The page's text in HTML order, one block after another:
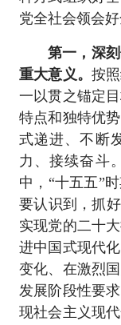
党全社会领会好
第一，深
重大意义。 按
一以贯之锚定
特点和独特优
式递进、不断
力、接续奋斗
中，“十五五”
要认识到，抓
实现党的二十
进中国式现代
变化、在激烈
发展阶段性要
现社会主义现